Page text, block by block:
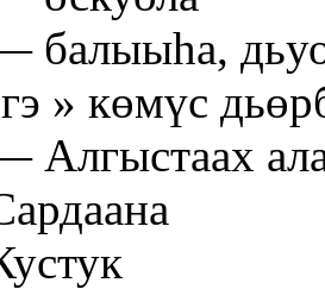
балыыһа,
» көмүс
Алгыстаах